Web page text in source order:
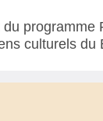
du programme
culturels du